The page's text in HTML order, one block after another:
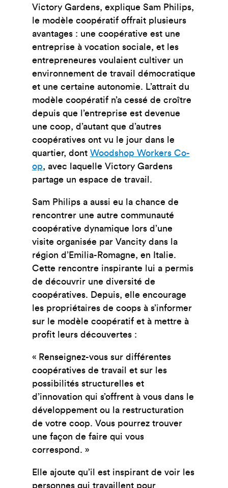
Victory Gardens, explique Sam Philips,
le modèle coopératif offrait plusieurs
avantages : une coopérative est une
entreprise à vocation sociale, et les
entrepreneures voulaient cultiver un
environnement de travail démocratique
et une certaine autonomie. L’attrait du
modèle coopératif n’a cessé de croître
depuis que l’entreprise est devenue
une coop, d’autant que d’autres
coopératives ont vu le jour dans le
quartier, dont Woodshop Workers Co-
op, avec laquelle Victory Gardens
partage un espace de travail.
Sam Philips a aussi eu la chance de
rencontrer une autre communauté
coopérative dynamique lors d’une
visite organisée par Vancity dans la
région d’Emilia-Romagne, en Italie.
Cette rencontre inspirante lui a permis
de découvrir une diversité de
coopératives. Depuis, elle encourage
les propriétaires de coops à s’informer
sur le modèle coopératif et à mettre à
profit leurs découvertes :
« Renseignez-vous sur différentes
coopératives de travail et sur les
possibilités structurelles et
d’innovation qui s’offrent à vous dans le
développement ou la restructuration
de votre coop. Vous pourrez trouver
une façon de faire qui vous
correspond. »
Elle ajoute qu’il est inspirant de voir les
personnes qui travaillent pour